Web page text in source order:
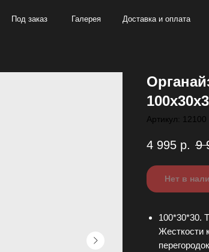
Доставка и оплата
Галерея FAQ
Артикул: 12100
4 995 р. 9
Нет в
100*30*30.
Жесткocти